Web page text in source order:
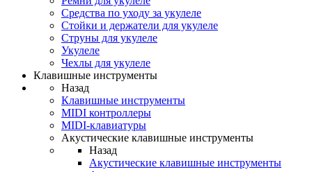
Средства по уходу за укулеле
Стойки и держатели для укулеле
Струны для укулеле
Укулеле
Чехлы для укулеле
Клавишные инструменты
Назад
Клавишные инструменты
MIDI контроллеры
MIDI-клавиатуры
Акустические клавишные инструменты
Назад
Акустические клавишные инструменты